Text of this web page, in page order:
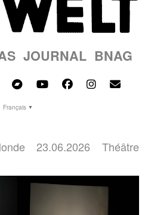
JOURNAL BNAG
Français ▼
23.06.2026 Théâtre